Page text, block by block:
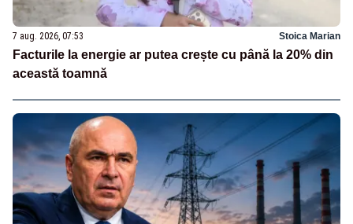
7 aug. 2026, 07:53 Stoica Marian
Facturile la energie ar putea crește cu până la 20% din
această toamnă